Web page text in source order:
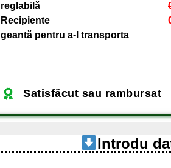
reglabilă
Recipiente
geantă pentru a-l transporta
Satisfăcut sau rambursat
Introdu